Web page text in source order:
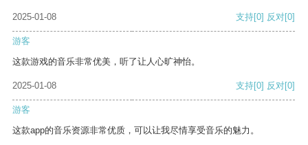
2025-01-08 支持[0] 反对[0]
游客
这款游戏的音乐非常优美，听了让人心旷神怡。
2025-01-08 支持[0] 反对[0]
游客
这款app的音乐资源非常优质，可以让我尽情享受音乐的魅力。